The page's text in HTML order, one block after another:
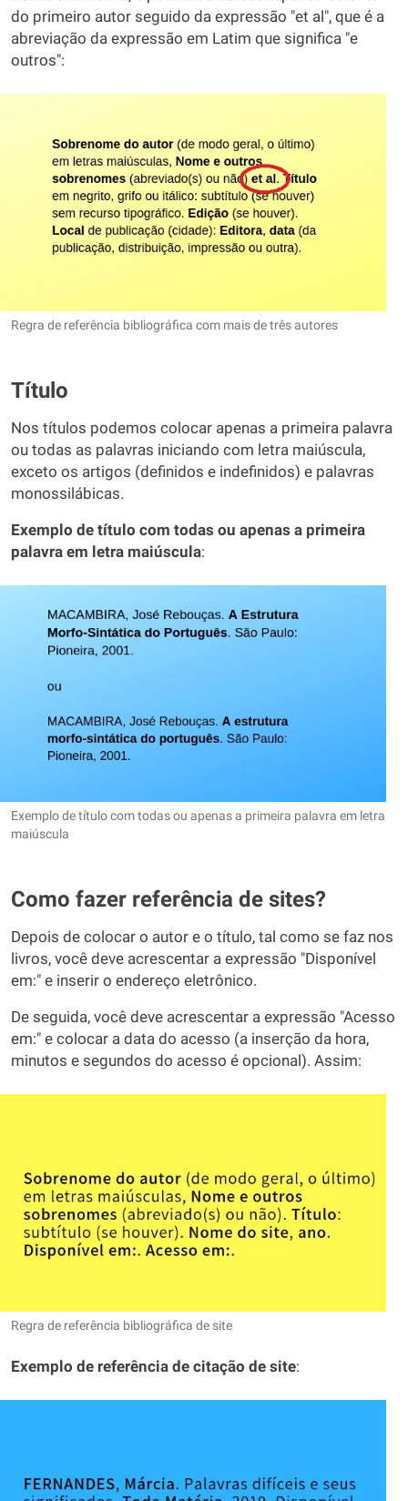
do primeiro autor seguido da expressão "et al", que é a
abreviação da expressão em Latim que significa "e
outros":
Regra de referência bibliográfica com mais de três autores
Título
Nos títulos podemos colocar apenas a primeira palavra
ou todas as palavras iniciando com letra maiúscula,
exceto os artigos (definidos e indefinidos) e palavras
monossilábicas.
Exemplo de título com todas ou apenas a primeira
palavra em letra maiúscula:
Exemplo de título com todas ou apenas a primeira palavra em letra
maiúscula
Como fazer referência de sites?
Depois de colocar o autor e o título, tal como se faz nos
livros, você deve acrescentar a expressão "Disponível
em:" e inserir o endereço eletrônico.
De seguida, você deve acrescentar a expressão "Acesso
em:" e colocar a data do acesso (a inserção da hora,
minutos e segundos do acesso é opcional). Assim:
Regra de referência bibliográfica de site
Exemplo de referência de citação de site: